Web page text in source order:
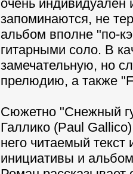
очень
запоминаются, не
альбом вполне "по-
гитарными соло. В
замечательную, но
прелюдию, а также
Сюжетно "Снежный
Галлико (Paul
него читаемый текст
инициативы и